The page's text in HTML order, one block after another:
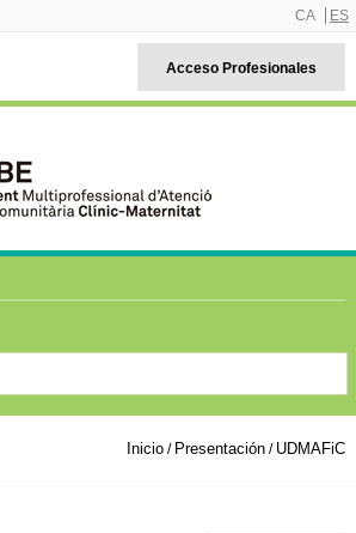
CA ES
Acceso Profesionales
Inicio / Presentación / UDMAFiC